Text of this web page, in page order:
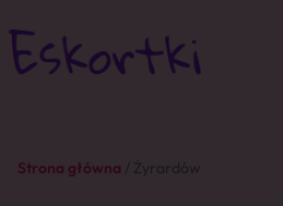
Strona główna / Żyrardów